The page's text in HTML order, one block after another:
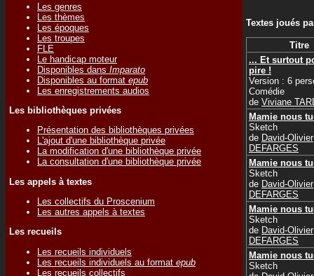
Les genres
Les thèmes
Les époques
Les troupes
FLE
Le handicap moteur
Disponibles dans Imparato
Disponibles au format epub
Les enregistrements audios
Les bibliothèques privées
Présentation des bibliothèques privées
L'ajout d'une bibliothèque privée
La modification d'une bibliothèque privée
La consultation d'une bibliothèque privée
Les appels à textes
Les collectifs du Proscenium
Les autres appels à textes
Les recueils
Les recueils individuels
Les recueils individuels au format epub
Les recueils collectifs
Textes joués
Titre
... Et surtout
pire !
Version : 6
Comédie
de Viviane
Mamie nous
Sketch
de David-Olivier
DEFARGES
Mamie nous
Sketch
de David-Olivier
DEFARGES
Mamie nous
Sketch
de David-Olivier
DEFARGES
Mamie nous
Sketch